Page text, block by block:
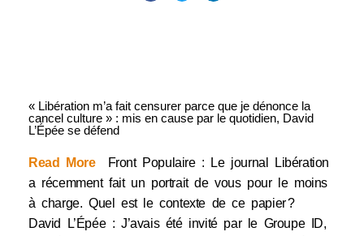
« Libération m’a fait censurer parce que je dénonce la
cancel culture » : mis en cause par le quotidien, David
L’Épée se défend
Read MoreFront Populaire : Le journal Libération
a récemment fait un portrait de vous pour le moins
à charge. Quel est le contexte de ce papier ?
David L’Épée : J’avais été invité par le Groupe ID,